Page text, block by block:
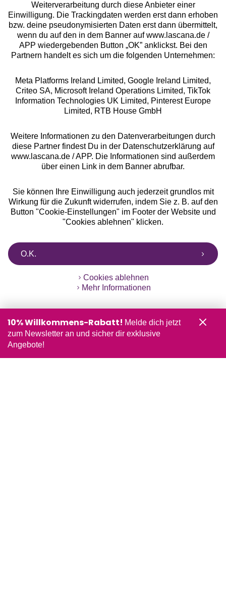
Über uns
Rechtliches
Alle Preise inkl. MwSt., zzgl.
Versandkosten
** Bonität vorausgesetzt, berechtigt zur Bonitätsprüfung
Weiterverarbeitung durch diese Anbieter einer
Einwilligung. Die Trackingdaten werden erst dann erhoben
bzw. deine pseudonymisierten Daten erst dann übermittelt,
wenn du auf den in dem Banner auf www.lascana.de /
APP wiedergebenden Button „OK” anklickst. Bei den
Partnern handelt es sich um die folgenden Unternehmen:
Meta Platforms Ireland Limited, Google Ireland Limited,
Criteo SA, Microsoft Ireland Operations Limited, TikTok
Information Technologies UK Limited, Pinterest Europe
Limited, RTB House GmbH
Weitere Informationen zu den Datenverarbeitungen durch
diese Partner findest Du in der Datenschutzerklärung auf
www.lascana.de / APP. Die Informationen sind außerdem
über einen Link in dem Banner abrufbar.
Sie können Ihre Einwilligung auch jederzeit grundlos mit
Wirkung für die Zukunft widerrufen, indem Sie z. B. auf den
Button "Cookie-Einstellungen" im Footer der Website und
"Cookies ablehnen" klicken.
O.K.
Cookies ablehnen
Mehr Informationen
10% Willkommens-Rabatt! Melde dich jetzt
zum Newsletter an und sicher dir exklusive
Angebote!